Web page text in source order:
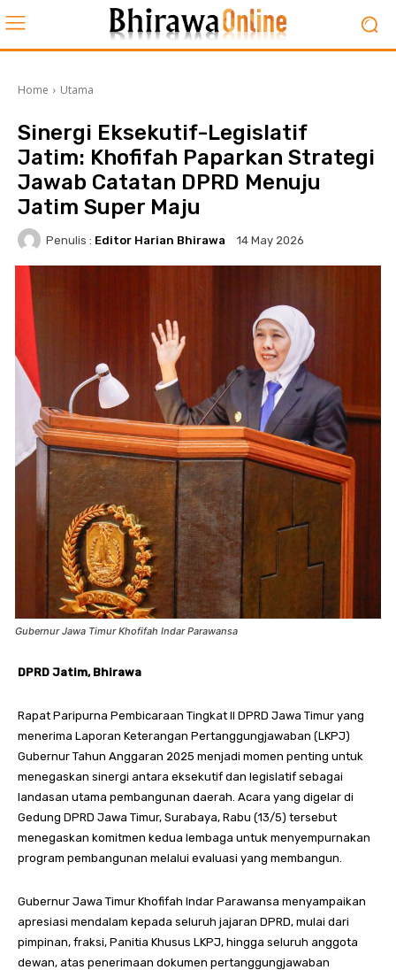
Home Utama
Sinergi Eksekutif-Legislatif
Jatim: Khofifah Paparkan Strategi
Jawab Catatan DPRD Menuju
Jatim Super Maju
Penulis : Editor Harian Bhirawa 14 May 2026
Gubernur Jawa Timur Khofifah Indar Parawansa
DPRD Jatim, Bhirawa
Rapat Paripurna Pembicaraan Tingkat II DPRD Jawa Timur yang
menerima Laporan Keterangan Pertanggungjawaban (LKPJ)
Gubernur Tahun Anggaran 2025 menjadi momen penting untuk
menegaskan sinergi antara eksekutif dan legislatif sebagai
landasan utama pembangunan daerah. Acara yang digelar di
Gedung DPRD Jawa Timur, Surabaya, Rabu (13/5) tersebut
menegaskan komitmen kedua lembaga untuk menyempurnakan
program pembangunan melalui evaluasi yang membangun.
Gubernur Jawa Timur Khofifah Indar Parawansa menyampaikan
apresiasi mendalam kepada seluruh jajaran DPRD, mulai dari
pimpinan, fraksi, Panitia Khusus LKPJ, hingga seluruh anggota
dewan, atas penerimaan dokumen pertanggungjawaban